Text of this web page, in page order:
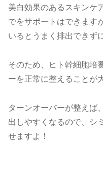
美白効果のあるスキンケ
でをサポートはできます
いるとうまく排出できず
そのため、ヒト幹細胞培
ーを正常に整えることが
ターンオーバーが整えば
出しやすくなるので、シ
せますよ！